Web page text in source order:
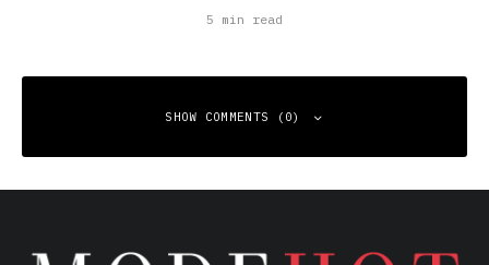
5 min read
SHOW COMMENTS (0)